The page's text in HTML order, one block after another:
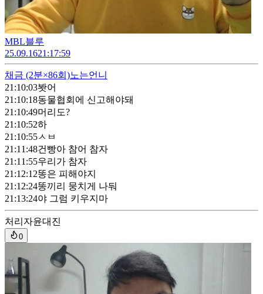
MBL블루
25.09.1621:17:59
채금 (2분×86회)노는언니
21:10:03봣어
21:10:18동물협회에 신고해야돼
21:10:49머리도?
21:10:52하
21:10:55ㅅㅂ
21:11:48건빵아 참어 참자
21:11:55우리가 참자
21:12:12똥은 피해야지
21:12:24똥끼리 뭉치게 나둬
21:13:24야 그럼 키우지마
처리자윤대진
0